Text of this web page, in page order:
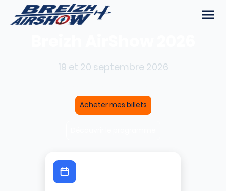
19 et 20 septembre 2026
Acheter mes billets